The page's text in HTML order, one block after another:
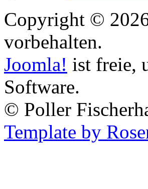
Copyright ©
vorbehalten.
Joomla! ist freie,
Software.
© Poller
Template by